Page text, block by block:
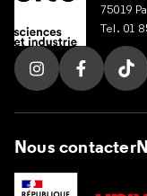
75019
Tel. 01
Suivez nous sur
Suivez
Nous contacter